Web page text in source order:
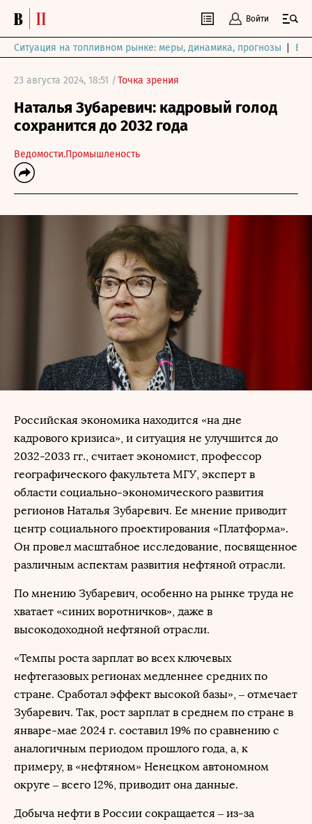
Войти
Ситуация на топливном рынке: меры, динамика, прогнозы
23 августа 2024, 18:51 /Точка зрения
Наталья Зубаревич: кадровый голод
сохранится до 2032 года
Ведомости.Промышленость
Российская экономика находится «на дне
кадрового кризиса», и ситуация не улучшится до
2032-2033 гг., считает экономист, профессор
географического факультета МГУ, эксперт в
области социально-экономического развития
регионов Наталья Зубаревич. Ее мнение приводит
центр социального проектирования «Платформа».
Он провел масштабное исследование, посвященное
различным аспектам развития нефтяной отрасли.
По мнению Зубаревич, особенно на рынке труда не
хватает «синих воротничков», даже в
высокодоходной нефтяной отрасли.
«Темпы роста зарплат во всех ключевых
нефтегазовых регионах медленнее средних по
стране. Сработал эффект высокой базы», – отмечает
Зубаревич. Так, рост зарплат в среднем по стране в
январе-мае 2024 г. составил 19% по сравнению с
аналогичным периодом прошлого года, а, к
примеру, в «нефтяном» Ненецком автономном
округе – всего 12%, приводит она данные.
Добыча нефти в России сокращается – из-за